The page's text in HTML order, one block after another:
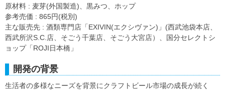
原材料 : 麦芽(外国製造)、黒みつ、ホップ
参考売価 : 865円(税別)
主な販売先 : 酒類専門店「EXIVIN(エクシヴァン)」(西武池袋本店、
西武所沢S.C.店、そごう千葉店、そごう大宮店）、国分セレクトシ
ョップ「ROJI日本橋」
開発の背景
生活者の多様なニーズを背景にクラフトビール市場の成長が続く